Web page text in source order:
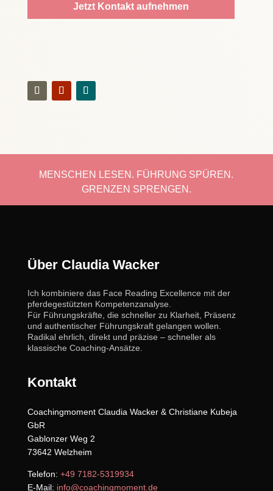
Jetzt Kontakt aufnehmen
MENSCHEN LESEN. FÜHRUNG SPÜREN.
GRENZEN SPRENGEN.
Über Claudia Wacker
Ich kombiniere das Face Reading Excellence mit der
pferdegestützten Kompetenzanalyse.
Für Führungskräfte, die schneller zu Klarheit, Präsenz
und authentischer Führungskraft gelangen wollen.
Radikal ehrlich, direkt und präzise – schneller als
klassische Coaching-Ansätze.
Kontakt
Coachingmoment Claudia Wacker & Christiane Kubeja
GbR
Gablonzer Weg 2
73642 Welzheim
Telefon: +49 7182-5319934
E-Mail: info@coachingmoment.de